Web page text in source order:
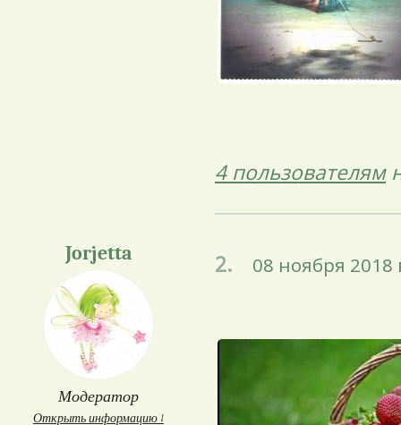
4 пользователям
Jorjetta
Модератор
Открыть информацию ↓
2. 08 ноября 2018